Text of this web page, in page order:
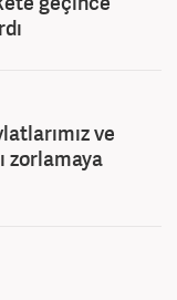
ve
zorlamaya